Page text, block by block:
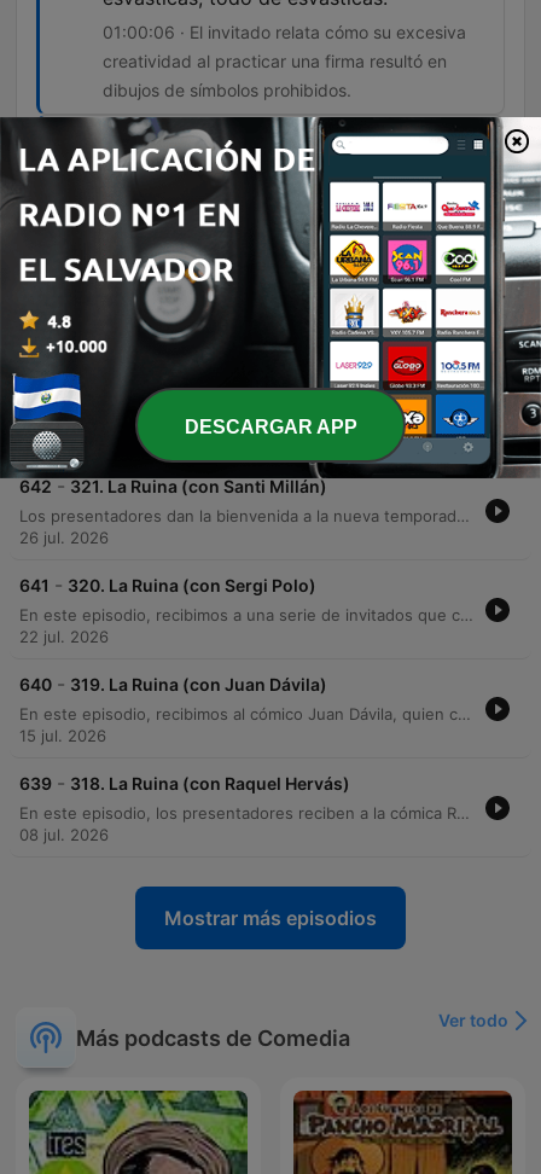
01:00:06 · El invitado relata cómo su excesiva
creatividad al practicar una firma resultó en
dibujos de símbolos prohibidos.
Se levanta y era manco De las dos manos
01:07:13 · El giro inesperado de la historia ocurre
cuando el hombre al que le pide el asiento revela
su discapacidad física.
Episodios
643 - 322. La Ruina (con Berto Romero)
En este episodio de cierre de temporada, los presentadores celebran el hito de alcanzar 50 millones de reproducciones en Spotify junto al invitado Berto Romero, quien comparte una inquietante anécdota sobre un bulto médico misterioso. El programa continúa con un formato de micrófono abierto donde el público relata experiencias surrealistas, desde incidentes médicos en urgencias y pacientes con extremidades rígidas, hasta malentendidos internacionales por paquetes marcados como 'Antrax'. La sesión también incluye memorias sobre firmas infantivas creativas y la historia de Esther Moliner sobre una situación incómoda en el metro de Barcelona durante su embarazo. El episodio concluye con la entrega de premios y el anuncio de la pausa estival del podcast.
29 jul. 2026
642 - 321. La Ruina (con Santi Millán)
Los presentadores dan la bienvenida a la nueva temporada en el Coliseum de Barcelona, anunciando las próximas ciudades de la gira. El episodio está marcado por una serie de anécdotas de 'ruina', que incluyen desde un incidente legal de Santi Millán en Japón tras sustraer un letrero en Kioto, hasta experiencias de salud y confusiones médicas en China. El programa continúa con historias de apariciones inesperadas en televisión nacional, dilemas éticos por el uso de vales de masaje y situaciones caóticas en parques acuáticos. La noche concluye con la presentación de un aromista de sabores para golosinas y la entrega del premio al ganador de la sección 'La Ruina'.
26 jul. 2026
641 - 320. La Ruina (con Sergi Polo)
En este episodio, recibimos a una serie de invitados que comparten sus momentos más vergonzosos y desastrosos. El comediante Sergi Polo nos relata sus experiencias como mago y sus desengaños amorosos en Europa, mientras que Mei y Raquel Conde nos cuentan historias sobre mascotas perdidas y citas fallidas en clubes de running. La noche continúa con la científica Elisa Gómez Gil, quien comparte un incidente accidentado en Oporto, y Álvaro F. Garrudo, quien relata una situación comprometedora frente a su madre. Finalmente, Gabriel Díaz cierra el programa con sus anécdotas sobre vivir en Cambridge y sus experiencias en Manchester.
22 jul. 2026
640 - 319. La Ruina (con Juan Dávila)
En este episodio, recibimos al cómico Juan Dávila, quien comparte anécdotas de sus inicios en la comedia y su experiencia realizando monólogos sin público. El programa continúa con una serie de relatos personales sobre momentos de 'ruina', incluyendo descubrimientos familiares inesperados y situaciones embarazosas. Además, exploramos historias de estafas inmobiliarias protagonizadas por personajes que utilizaban identidades falsas para engañar a terceros. Finalmente, el carpintero Daniel Cerezo relata una ingeniosa pero poco higiénica aventura de supervivencia durante su etapa de aprendiz en la construcción.
15 jul. 2026
639 - 318. La Ruina (con Raquel Hervás)
En este episodio, los presentadores reciben a la cómica Raquel Erbás en Dublín para compartir una serie de 'ruinas' o anécdotas desastrosas. El programa recorre historias que van desde robos surrealistas en Halloween y malentendidos lingüísticos, hasta accidentes con caballos y misterios familiares resueltos por la torpeza de un hermano. A través de entrevistas a invitados como Pepe y Elisabeth, se exploran vivencias cómicas sobre la vida en Irlanda, situaciones vergonzosas por confusiones idiomáticas y relatos inesperados sobre salud y redes sociales.
08 jul. 2026
Mostrar más episodios
Más podcasts de Comedia
Ver todo
DESCARGAR APP